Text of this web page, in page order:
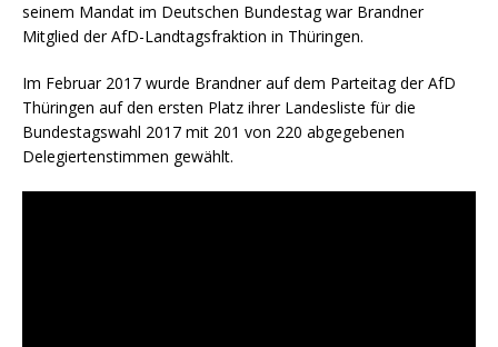
seinem Mandat im Deutschen Bundestag war Brandner
Mitglied der AfD-Landtagsfraktion in Thüringen.
Im Februar 2017 wurde Brandner auf dem Parteitag der AfD
Thüringen auf den ersten Platz ihrer Landesliste für die
Bundestagswahl 2017 mit 201 von 220 abgegebenen
Delegiertenstimmen gewählt.